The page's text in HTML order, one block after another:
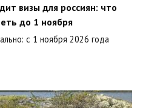
визы для россиян: что
до 1 ноября
с 1 ноября 2026 года